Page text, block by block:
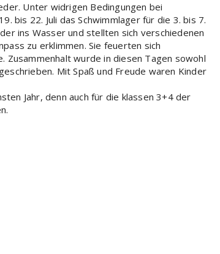
Unter widrigen Bedingungen bei
bis 22. Juli das Schwimmlager für die 3. bis 7.
ins Wasser und stellten sich verschiedenen
zu erklimmen. Sie feuerten sich
Zusammenhalt wurde in diesen Tagen sowohl
Mit Spaß und Freude waren Kinder
Jahr, denn auch für die klassen 3+4 der